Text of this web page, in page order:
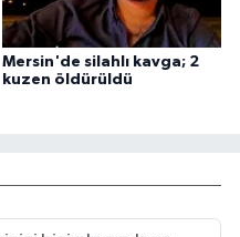
Mersin'de silahlı kavga; 2
kuzen öldürüldü